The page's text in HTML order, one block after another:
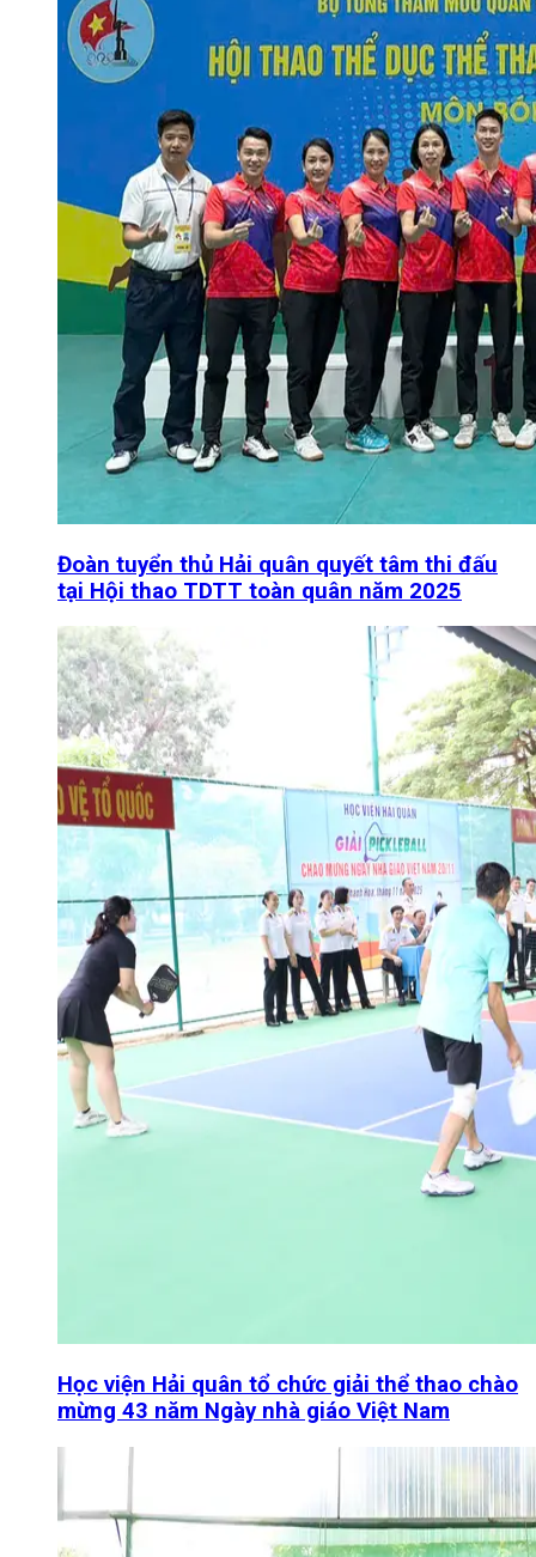
Đoàn tuyển thủ Hải quân quyết tâm thi đấu
tại Hội thao TDTT toàn quân năm 2025
Học viện Hải quân tổ chức giải thể thao chào
mừng 43 năm Ngày nhà giáo Việt Nam